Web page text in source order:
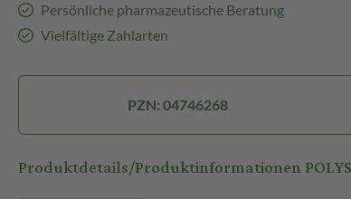
Persönliche pharmazeutische Beratung
Vielfältige Zahlarten
PZN: 04746268
Produktdetails/Produktinformationen